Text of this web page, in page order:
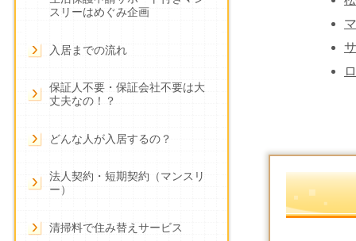
スリーはめぐみ企画
入居までの流れ
保証人不要・保証会社不要は大
丈夫なの！？
どんな人が入居するの？
法人契約・短期契約（マンスリ
ー）
清掃料で住み替えサービス